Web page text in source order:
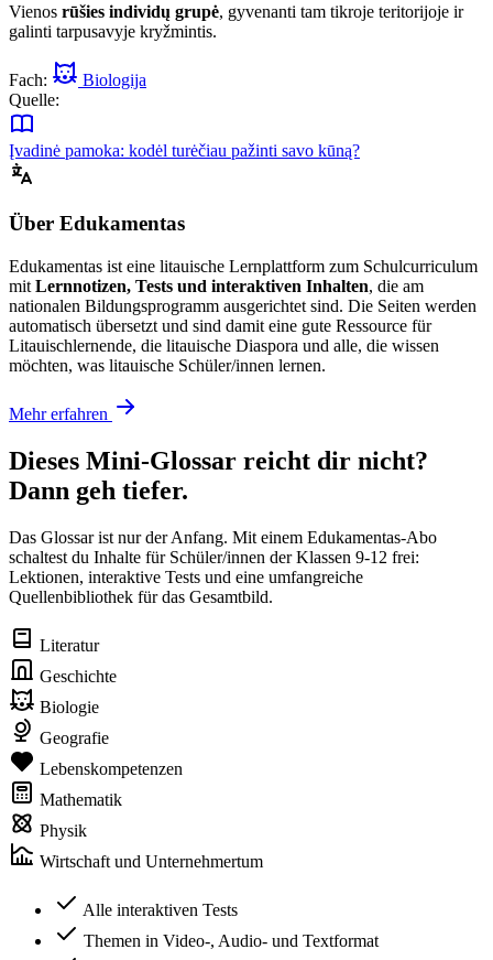
Vienos rūšies individų grupė, gyvenanti tam tikroje teritorijoje ir
galinti tarpusavyje kryžmintis.
Fach:
Biologija
Quelle:
Įvadinė pamoka: kodėl turėčiau pažinti savo kūną?
Über Edukamentas
Edukamentas ist eine litauische Lernplattform zum Schulcurriculum
mit Lernnotizen, Tests und interaktiven Inhalten, die am
nationalen Bildungsprogramm ausgerichtet sind. Die Seiten werden
automatisch übersetzt und sind damit eine gute Ressource für
Litauischlernende, die litauische Diaspora und alle, die wissen
möchten, was litauische Schüler/innen lernen.
Mehr erfahren
Dieses Mini-Glossar reicht dir nicht?
Dann geh tiefer.
Das Glossar ist nur der Anfang. Mit einem Edukamentas-Abo
schaltest du Inhalte für Schüler/innen der Klassen 9-12 frei:
Lektionen, interaktive Tests und eine umfangreiche
Quellenbibliothek für das Gesamtbild.
Literatur
Geschichte
Biologie
Geografie
Lebenskompetenzen
Mathematik
Physik
Wirtschaft und Unternehmertum
Alle interaktiven Tests
Themen in Video-, Audio- und Textformat